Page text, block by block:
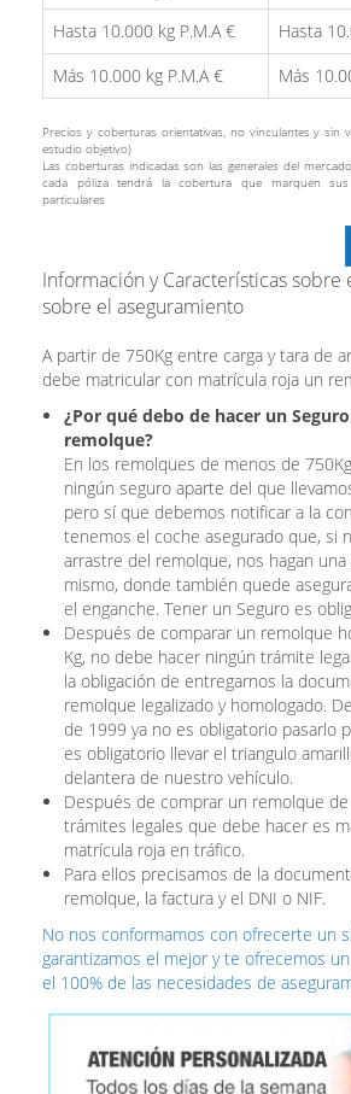
Hasta 10.000 kg P.M.A €
Hasta
Más 10.000 kg P.M.A €
Más
Precios y coberturas orientativas, no vinculantes y sin
estudio objetivo)
Las coberturas indicadas son las generales del
cada póliza tendrá la cobertura que marquen sus
particulares
Información y Características
sobre el aseguramiento
A partir de 750Kg entre carga y tara de
debe matricular con matrícula roja un
¿Por qué debo de hacer un
remolque?
En los remolques de menos de
ningún seguro aparte del que
pero sí que debemos notificar a la
tenemos el coche asegurado que, si
arrastre del remolque, nos hagan una
mismo, donde también quede
el enganche. Tener un Seguro es
Después de comparar un remolque
Kg, no debe hacer ningún trámite
la obligación de entregarnos la
remolque legalizado y homologado.
de 1999 ya no es obligatorio pasarlo
es obligatorio llevar el triangulo
delantera de nuestro vehículo.
Después de comprar un remolque
trámites legales que debe hacer es
matrícula roja en tráfico.
Para ellos precisamos de la
remolque, la factura y el DNI o NIF.
No nos conformamos con ofrecerte un
garantizamos el mejor y te ofrecemos
el 100% de las necesidades de